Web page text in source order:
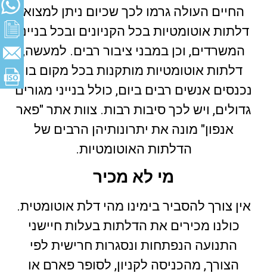
החיים העולה גרמו לכך שכיום ניתן למצוא
דלתות אוטומטיות בכל הקניונים ובכל בנייני
המשרדים, וכן במבני ציבור רבים. למעשה,
דלתות אוטומטיות מותקנות בכל מקום בו
נכנסים אנשים רבים ביום, כולל בנייני מגורים
גדולים, ויש לכך סיבות רבות. צוות אתר "פאר
אנפון" מונה את יתרונותיהן הרבים של
הדלתות האוטומטיות.
מי לא מכיר
אין צורך להסביר בימינו מהי דלת אוטומטית.
כולנו מכירים את הדלתות בעלות חיישני
התנועה הנפתחות ונסגרות חרישית לפי
הצורך, מהכניסה לקניון, לסופר פארם או